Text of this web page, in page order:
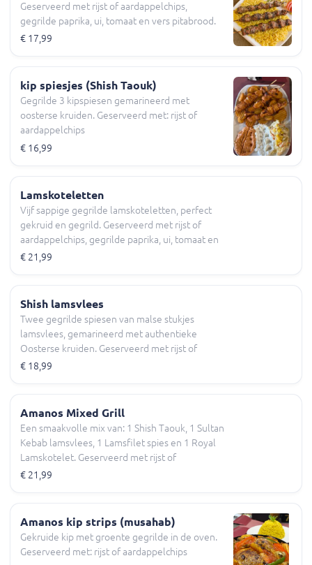
Geserveerd met rijst of aardappelchips,
gegrilde paprika, ui, tomaat en vers pitabrood.
€ 17,99
kip spiesjes (Shish Taouk)
Gegrilde 3 kipspiesen gemarineerd met
oosterse kruiden. Geserveerd met: rijst of
aardappelchips
€ 16,99
Lamskoteletten
Vijf sappige gegrilde lamskoteletten, perfect
gekruid en gegrild. Geserveerd met rijst of
aardappelchips, gegrilde paprika, ui, tomaat en
vers pitabrood.
€ 21,99
Shish lamsvlees
Twee gegrilde spiesen van malse stukjes
lamsvlees, gemarineerd met authentieke
Oosterse kruiden. Geserveerd met rijst of
aardappelchips, gegrilde paprika, ui, tomaat en
€ 18,99
Amanos Mixed Grill
Een smaakvolle mix van: 1 Shish Taouk, 1 Sultan
Kebab lamsvlees, 1 Lamsfilet spies en 1 Royal
Lamskotelet. Geserveerd met rijst of
aardappelchips, gegrilde paprika, ui, tomaat en
€ 21,99
Amanos kip strips (musahab)
Gekruide kip met groente gegrilde in de oven.
Geserveerd met: rijst of aardappelchips